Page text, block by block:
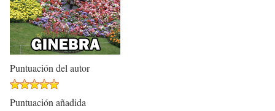
Puntuación del autor
Puntuación añadida